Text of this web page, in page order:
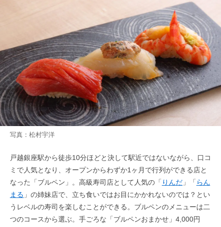
写真：松村宇洋
戸越銀座駅から徒歩10分ほどと決して駅近ではないながら、口コ
ミで人気となり、オープンからわずか1ヶ月で行列ができる店と
なった「ブルペン」。高級寿司店として人気の「 りんだ 」「 らん
まる 」の姉妹店で、立ち食いではお目にかかれないのでは？とい
うレベルの寿司を楽しむことができる。ブルペンのメニューは二
つのコースから選ぶ。手ごろな「ブルペンおまかせ」4,000円